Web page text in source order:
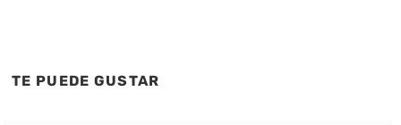
TE PUEDE GUSTAR